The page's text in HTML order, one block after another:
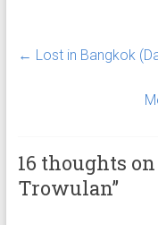
← Lost in Bangkok
16 thoughts on
Trowulan”